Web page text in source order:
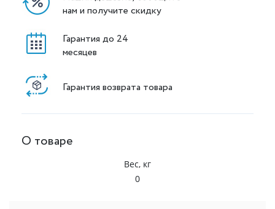
нам и получите скидку
Гарантия до 24
месяцев
Гарантия возврата товара
О товаре
Вес, кг
0